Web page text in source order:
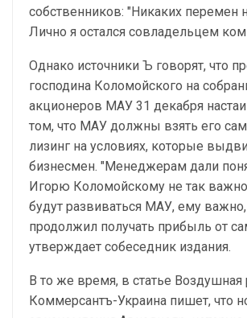
собственников: "Никаких перемен
Лично я остался совладельцем
Однако источники Ъ говорят, что
господина Коломойского на
акционеров МАУ 31 декабря
том, что МАУ должны взять его
лизинг на условиях, которые
бизнесмен. "Менеджерам дали
Игорю Коломойскому не так
будут развиваться МАУ, ему
продолжил получать прибыль от
утверждает собеседник издания.
В то же время, в статье Воздушная
Коммерсантъ-Украина пишет, что